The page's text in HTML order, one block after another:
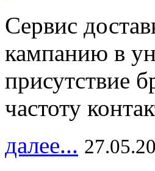
Сервис
кампанию в
присутствие
частоту
далее...